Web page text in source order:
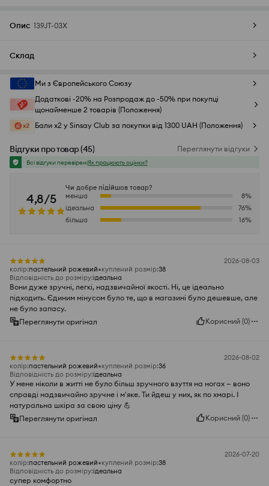
Опис 139JT-03X
Склад
Ми з Європейського Союзу
Додаткові -20% на Розпродаж до -50% при покупці
щонайменше 2 товарів (Положення)
Бали x2 у Sinsay Club за покупки від 1300 UAH (Положення)
Відгуки про товар(45) Переглянути відгуки
Всі відгуки перевіреніЯк працюють оцінки?
4,8/5
Чи добре підійшов товар?
менша
8%
ідеальна
76%
більша
16%
2026-08-03
колір:пастельний рожевий куплений розмір:38
Відповідність до розміру:ідеальна
Вони дуже зручні, легкі, надзвичайної якості. Ні, це ідеально
підходить. Єдиним мінусом було те, що в магазині було дешевше, але
не було запасу.
Переглянути оригінал
Корисний (0)
2026-08-02
колір:пастельний рожевий куплений розмір:36
Відповідність до розміру:ідеальна
У мене ніколи в житті не було більш зручного взуття на ногах — воно
справді надзвичайно зручне і м'яке. Ти йдеш у них, як по хмарі. І
натуральна шкіра за свою ціну 💪
Переглянути оригінал
Корисний (0)
2026-07-20
колір:пастельний рожевий куплений розмір:38
Відповідність до розміру:ідеальна
супер комфортно